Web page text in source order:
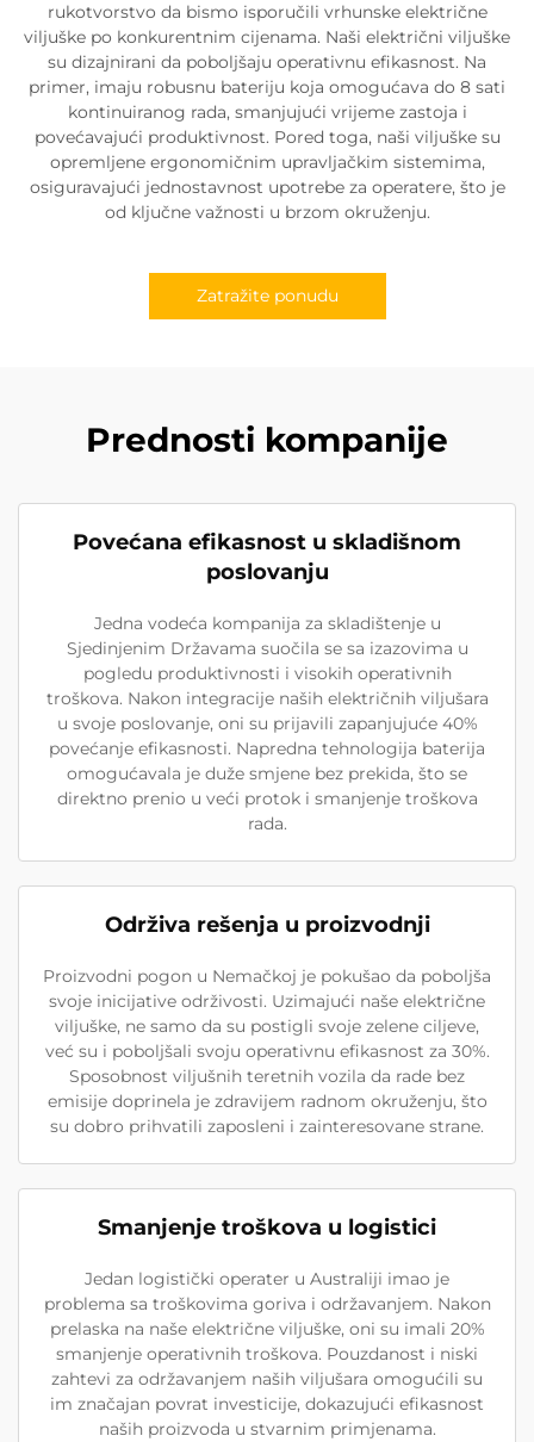
rukotvorstvo da bismo isporučili vrhunske električne
viljuške po konkurentnim cijenama. Naši električni viljuške
su dizajnirani da poboljšaju operativnu efikasnost. Na
primer, imaju robusnu bateriju koja omogućava do 8 sati
kontinuiranog rada, smanjujući vrijeme zastoja i
povećavajući produktivnost. Pored toga, naši viljuške su
opremljene ergonomičnim upravljačkim sistemima,
osiguravajući jednostavnost upotrebe za operatere, što je
od ključne važnosti u brzom okruženju.
Zatražite ponudu
Prednosti kompanije
Povećana efikasnost u skladišnom
poslovanju
Jedna vodeća kompanija za skladištenje u
Sjedinjenim Državama suočila se sa izazovima u
pogledu produktivnosti i visokih operativnih
troškova. Nakon integracije naših električnih viljušara
u svoje poslovanje, oni su prijavili zapanjujuće 40%
povećanje efikasnosti. Napredna tehnologija baterija
omogućavala je duže smjene bez prekida, što se
direktno prenio u veći protok i smanjenje troškova
rada.
Održiva rešenja u proizvodnji
Proizvodni pogon u Nemačkoj je pokušao da poboljša
svoje inicijative održivosti. Uzimajući naše električne
viljuške, ne samo da su postigli svoje zelene ciljeve,
već su i poboljšali svoju operativnu efikasnost za 30%.
Sposobnost viljušnih teretnih vozila da rade bez
emisije doprinela je zdravijem radnom okruženju, što
su dobro prihvatili zaposleni i zainteresovane strane.
Smanjenje troškova u logistici
Jedan logistički operater u Australiji imao je
problema sa troškovima goriva i održavanjem. Nakon
prelaska na naše električne viljuške, oni su imali 20%
smanjenje operativnih troškova. Pouzdanost i niski
zahtevi za održavanjem naših viljušara omogućili su
im značajan povrat investicije, dokazujući efikasnost
naših proizvoda u stvarnim primjenama.